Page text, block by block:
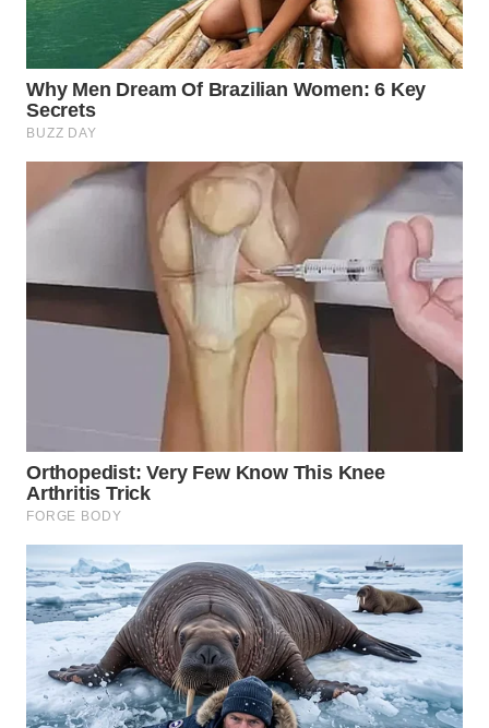
LISTRIK
WAHANA
TRAVEL
TV
CO ID
WAHANA
SPORT
WAHANA
UMKM
WAHANA
SELEB
WAHANA